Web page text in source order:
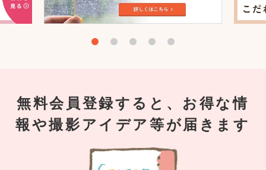
無料会員登録すると、お得な情
報や撮影アイデア等が届きます